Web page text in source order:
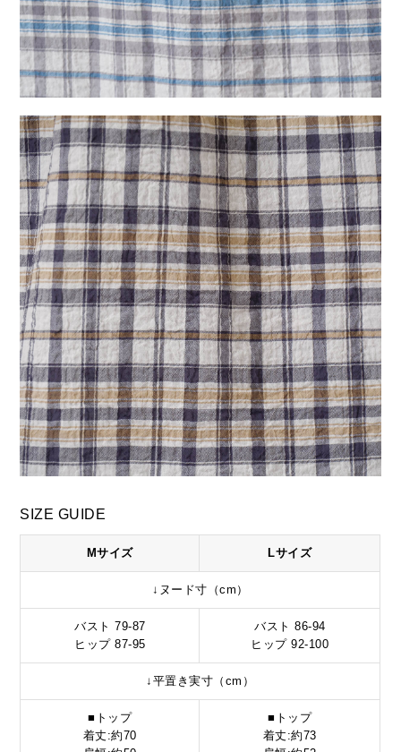
SIZE GUIDE
Mサイズ Lサイズ
↓ヌード寸（cm）
バスト 79-87
ヒップ 87-95
バスト 86-94
ヒップ 92-100
↓平置き実寸（cm）
■トップ
着丈:約70
■トップ
着丈:約73